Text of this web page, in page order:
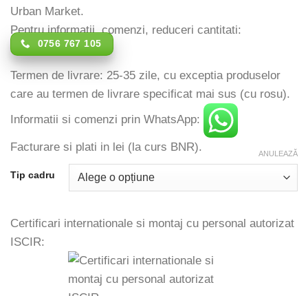
Urban Market.
Pentru informatii, comenzi, reduceri cantitati:
0756 767 105
Termen de livrare: 25-35 zile, cu exceptia produselor
care au termen de livrare specificat mai sus (cu rosu).
Informatii si comenzi prin WhatsApp:
Facturare si plati in lei (la curs BNR).
Tip cadru
ANULEAZĂ
Certificari internationale si montaj cu personal autorizat
ISCIR: